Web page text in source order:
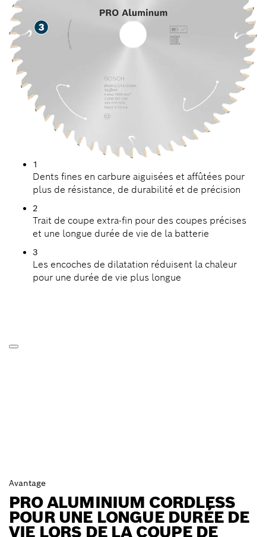
1
Dents fines en carbure aiguisées et affûtées pour
plus de résistance, de durabilité et de précision
2
Trait de coupe extra-fin pour des coupes précises
et une longue durée de vie de la batterie
3
Les encoches de dilatation réduisent la chaleur
pour une durée de vie plus longue
Avantage
PRO ALUMINIUM CORDLESS
POUR UNE LONGUE DURÉE DE
VIE LORS DE LA COUPE DE